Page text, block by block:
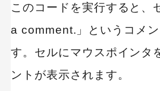
このコードを実行すると、
a comment.」というコメ
す。セルにマウスポインタ
ントが表示されます。